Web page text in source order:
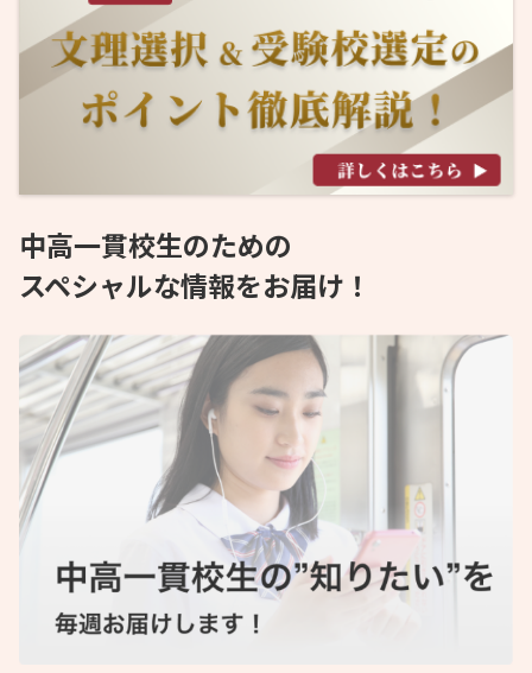
中高一貫校生のための
スペシャルな情報をお届け！